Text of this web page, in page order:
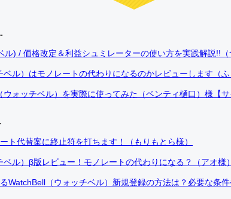
ル) / 価格改定＆利益シュミレーターの使い方を実践解説!!
ベル）はモノレートの代わりになるのかレビューします（
ウォッチベル）を実際に使ってみた（ベンティ樋口）様【
ト代替案に終止符を打ちます！（もりもとら様）
ベル）β版レビュー！モノレートの代わりになる？（アオ様
WatchBell（ウォッチベル）新規登録の方法は？必要な条